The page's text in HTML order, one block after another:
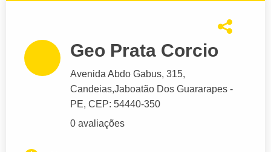
Geo Prata Corcio
Avenida Abdo Gabus, 315,
Candeias,Jaboatão Dos Guararapes -
PE, CEP: 54440-350
0 avaliações